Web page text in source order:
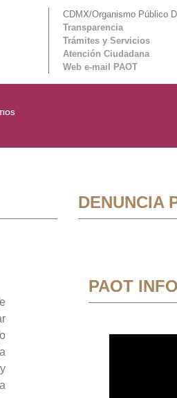
CDMX/Organismo Público
Transparencia
Trámites y Servicios
Atención Ciudadana
Web e-mail PAOT
DENUNCIA
PAOT